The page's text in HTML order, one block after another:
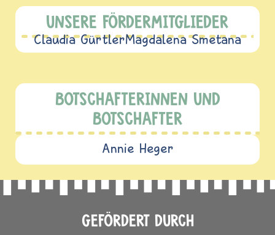
UNSERE FÖRDERMITGLIEDER
Claudia GürtlerMagdalena Smetana
BOTSCHAFTERINNEN UND
BOTSCHAFTER
Annie Heger
GEFÖRDERT DURCH